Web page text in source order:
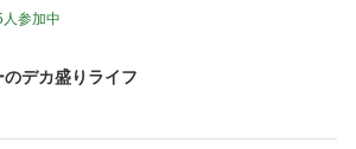
参加中
のデカ盛りライフ